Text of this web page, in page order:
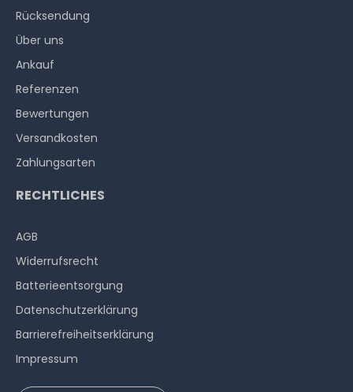
Rücksendung
Über uns
Ankauf
Referenzen
Bewertungen
Versandkosten
Zahlungsarten
RECHTLICHES
AGB
Widerrufs­recht
Batterieentsorgung
Datenschutzerklärung
Barrierefreiheitserklärung
Impressum